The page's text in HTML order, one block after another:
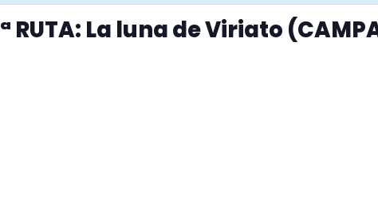
RUTA: La luna de Viriato